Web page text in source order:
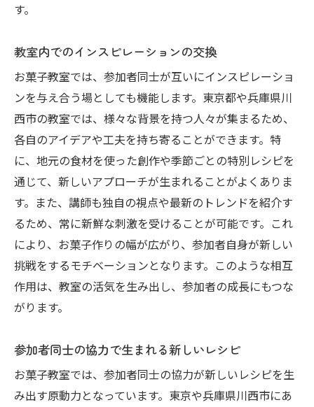
す。
教室内でのインスピレーションの交換
お菓子教室では、参加者同士が互いにインスピレーショ
ンを与え合う場としても機能します。東京都や兵庫県川
西市の教室では、様々な背景を持つ人々が集まるため、
各自のアイデアや工夫を持ち寄ることができます。特
に、地元の食材を使った創作や季節ごとの特別レシピを
通じて、新しいアプローチが生まれることがよくありま
す。また、講師も独自の視点や最新のトレンドを紹介す
るため、常に新鮮な刺激を受けることが可能です。これ
により、お菓子作りの幅が広がり、参加者自身が新しい
挑戦をするモチベーションとなります。このような相互
作用は、教室の活気を生み出し、参加者の成長にもつな
がります。
参加者同士の協力で生まれる新しいレシピ
お菓子教室では、参加者同士の協力が新しいレシピを生
み出す原動力となっています。東京や兵庫県川西市にあ